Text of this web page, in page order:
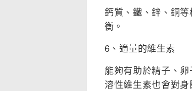
鈣質、鐵、鋅、銅
衡。
6、適量的維生素
能夠有助於精子、
溶性維生素也會對